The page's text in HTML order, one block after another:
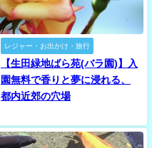
レジャー・お出かけ・旅行
【生田緑地ばら苑(バラ園)】入
園無料で香りと夢に浸れる、
都内近郊の穴場